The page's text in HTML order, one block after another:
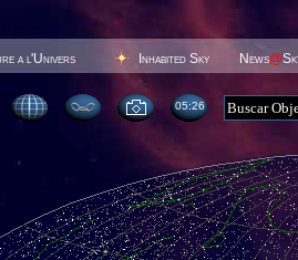
a l'Univers Inhabited Sky News@
05 26